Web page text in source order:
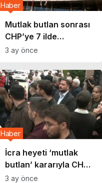
Mutlak butlan sonrası
CHP’ye 7 ilde
‘kurultay’ operasyonu:
Haber
3 ay önce
İcra heyeti ‘mutlak
butlan’ kararıyla CHP
Genel Merkezi’ne
Haber
3 ay önce